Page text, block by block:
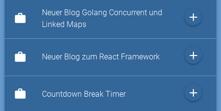
work
Neuer Blog Golang Concurrent und
Linked Maps
add
work Neuer Blog zum React Framework add
work Countdown Break Timer add